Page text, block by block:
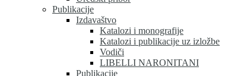
Publikacije
Izdavaštvo
Katalozi i monografije
Katalozi i publikacije uz izložbe
Vodiči
LIBELLI NARONITANI
Publikacije